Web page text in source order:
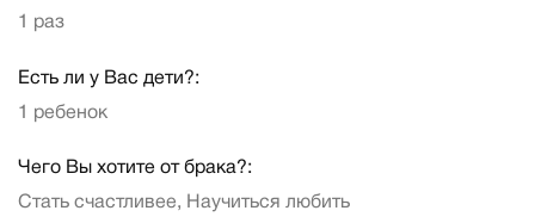
1 раз
Есть ли у Вас дети?:
1 ребенок
Чего Вы хотите от брака?:
Стать счастливее, Научиться любить